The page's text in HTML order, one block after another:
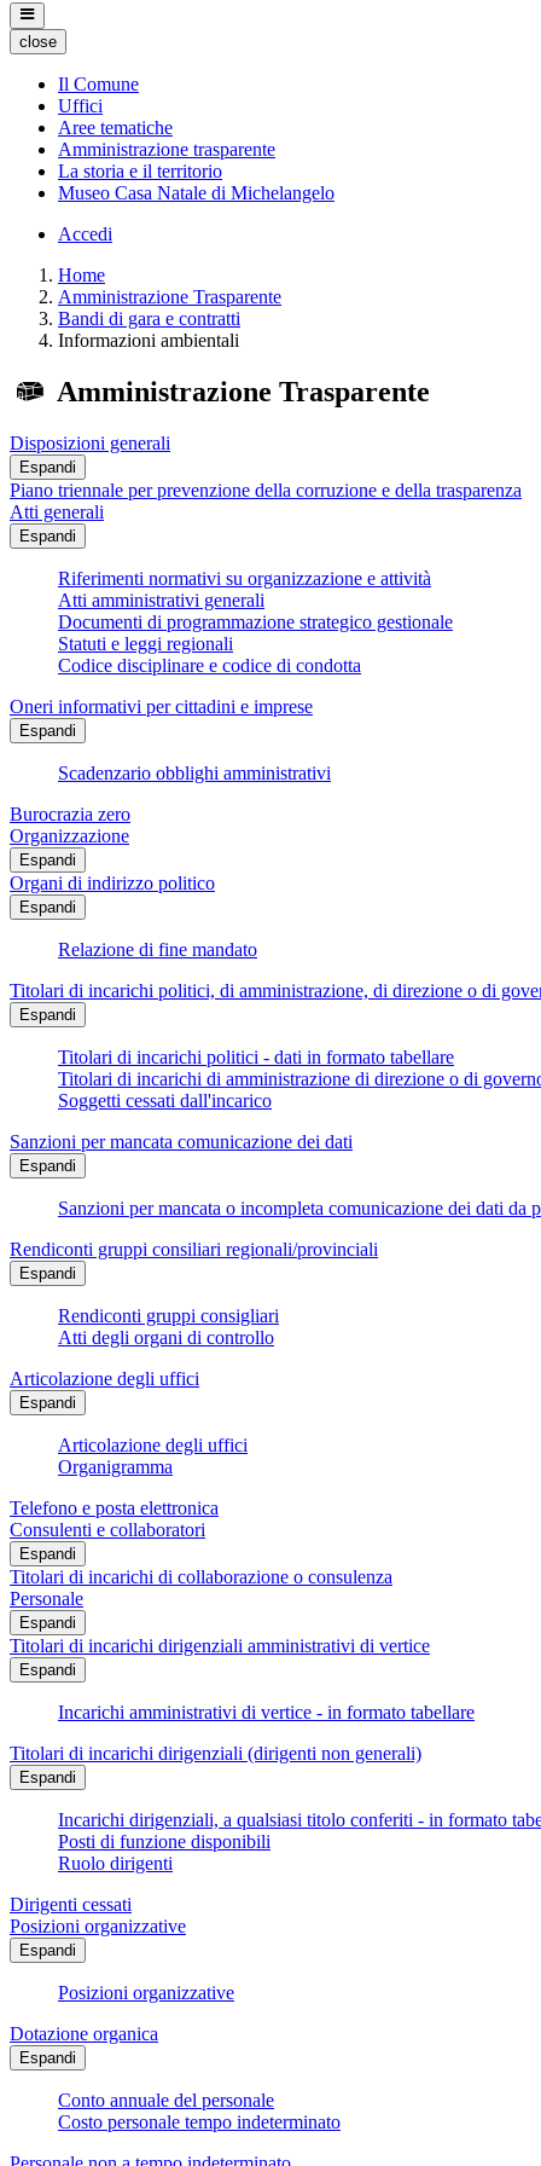
close
Il Comune
Uffici
Aree tematiche
Amministrazione trasparente
La storia e il territorio
Museo Casa Natale di Michelangelo
Accedi
Home
Amministrazione Trasparente
Bandi di gara e contratti
Informazioni ambientali
Amministrazione Trasparente
Disposizioni generali
Espandi
Piano triennale per prevenzione della corruzione e della trasparenza
Atti generali
Espandi
Riferimenti normativi su organizzazione e attività
Atti amministrativi generali
Documenti di programmazione strategico gestionale
Statuti e leggi regionali
Codice disciplinare e codice di condotta
Oneri informativi per cittadini e imprese
Espandi
Scadenzario obblighi amministrativi
Burocrazia zero
Organizzazione
Espandi
Organi di indirizzo politico
Espandi
Relazione di fine mandato
Titolari di incarichi politici, di amministrazione, di direzione o di
Espandi
Titolari di incarichi politici - dati in formato tabellare
Titolari di incarichi di amministrazione di direzione o di
Soggetti cessati dall'incarico
Sanzioni per mancata comunicazione dei dati
Espandi
Sanzioni per mancata o incompleta comunicazione dei dati
Rendiconti gruppi consiliari regionali/provinciali
Espandi
Rendiconti gruppi consigliari
Atti degli organi di controllo
Articolazione degli uffici
Espandi
Articolazione degli uffici
Organigramma
Telefono e posta elettronica
Consulenti e collaboratori
Espandi
Titolari di incarichi di collaborazione o consulenza
Personale
Espandi
Titolari di incarichi dirigenziali amministrativi di vertice
Espandi
Incarichi amministrativi di vertice - in formato tabellare
Titolari di incarichi dirigenziali (dirigenti non generali)
Espandi
Incarichi dirigenziali, a qualsiasi titolo conferiti - in formato
Posti di funzione disponibili
Ruolo dirigenti
Dirigenti cessati
Posizioni organizzative
Espandi
Posizioni organizzative
Dotazione organica
Espandi
Conto annuale del personale
Costo personale tempo indeterminato